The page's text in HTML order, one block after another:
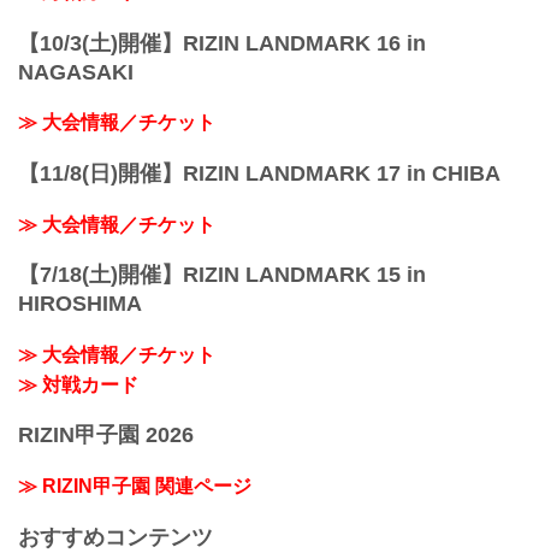
【10/3(土)開催】RIZIN LANDMARK 16 in
NAGASAKI
≫ 大会情報／チケット
【11/8(日)開催】RIZIN LANDMARK 17 in CHIBA
≫ 大会情報／チケット
【7/18(土)開催】RIZIN LANDMARK 15 in
HIROSHIMA
≫ 大会情報／チケット
≫ 対戦カード
RIZIN甲子園 2026
≫ RIZIN甲子園 関連ページ
おすすめコンテンツ